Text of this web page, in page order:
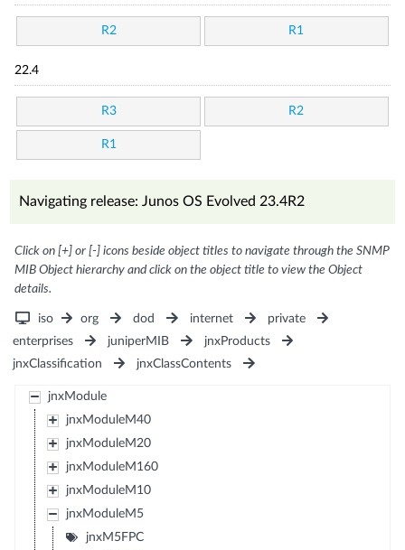
R2 R1
22.4
R3 R2
R1
Navigating release: Junos OS Evolved 23.4R2
Click on [+] or [-] icons beside object titles to navigate through the SNMP
MIB Object hierarchy and click on the object title to view the Object
details.
iso org dod internet
private
enterprises
juniperMIB
jnxProducts
jnxClassification
jnxClassContents
jnxModule
jnxModuleM40
jnxModuleM20
jnxModuleM160
jnxModuleM10
jnxModuleM5
jnxM5FPC